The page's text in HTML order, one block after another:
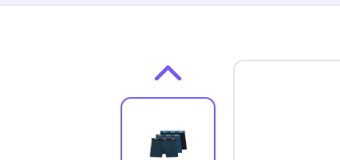
Zur Produktbeschreibung springen